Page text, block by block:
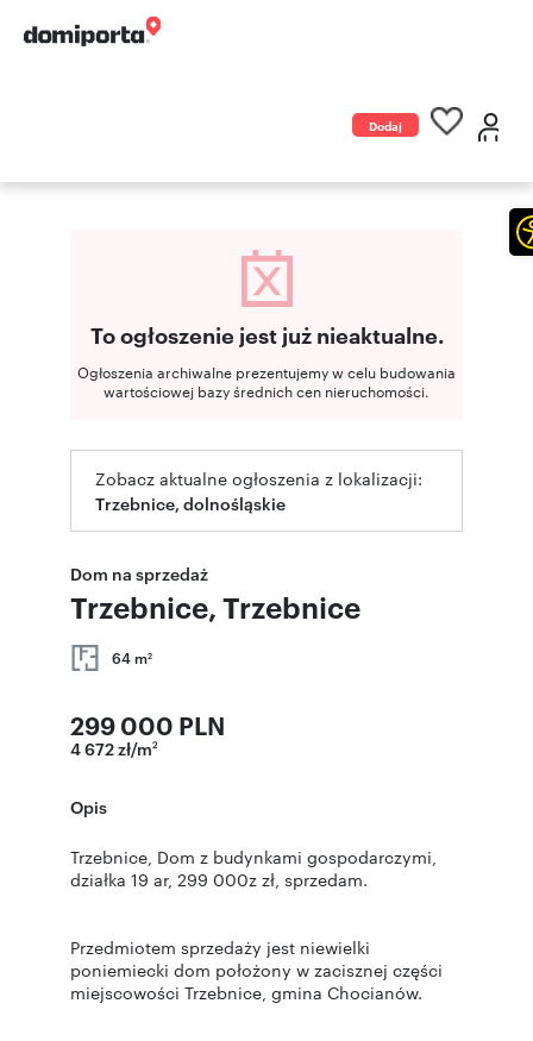
Dodaj
To ogłoszenie jest już nieaktualne.
Ogłoszenia archiwalne prezentujemy w celu budowania
wartościowej bazy średnich cen nieruchomości.
Zobacz aktualne ogłoszenia z lokalizacji:
Trzebnice, dolnośląskie
Dom na sprzedaż
Trzebnice, Trzebnice
64 m2
299 000 PLN
4 672 zł/m2
Opis
Trzebnice, Dom z budynkami gospodarczymi,
działka 19 ar, 299 000z zł, sprzedam.
Przedmiotem sprzedaży jest niewielki
poniemiecki dom położony w zacisznej części
miejscowości Trzebnice, gmina Chocianów.